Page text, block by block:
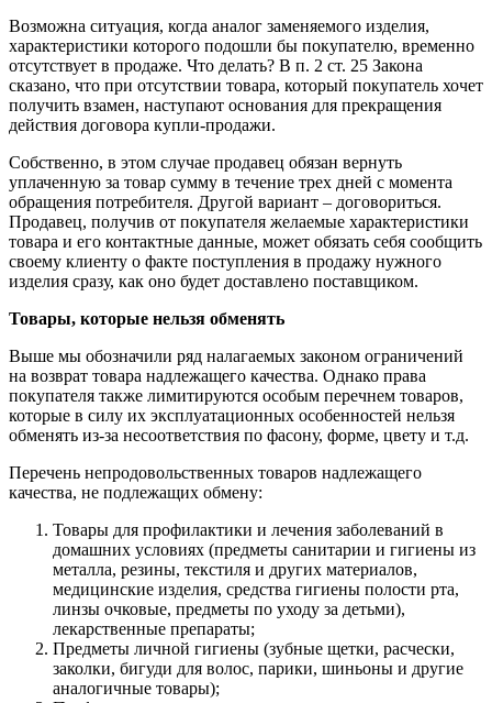
Возможна ситуация, когда аналог заменяемого изделия,
характеристики которого подошли бы покупателю, временно
отсутствует в продаже. Что делать? В п. 2 ст. 25 Закона
сказано, что при отсутствии товара, который покупатель хочет
получить взамен, наступают основания для прекращения
действия договора купли-продажи.
Собственно, в этом случае продавец обязан вернуть
уплаченную за товар сумму в течение трех дней с момента
обращения потребителя. Другой вариант – договориться.
Продавец, получив от покупателя желаемые характеристики
товара и его контактные данные, может обязать себя сообщить
своему клиенту о факте поступления в продажу нужного
изделия сразу, как оно будет доставлено поставщиком.
Товары, которые нельзя обменять
Выше мы обозначили ряд налагаемых законом ограничений
на возврат товара надлежащего качества. Однако права
покупателя также лимитируются особым перечнем товаров,
которые в силу их эксплуатационных особенностей нельзя
обменять из-за несоответствия по фасону, форме, цвету и т.д.
Перечень непродовольственных товаров надлежащего
качества, не подлежащих обмену:
Товары для профилактики и лечения заболеваний в
домашних условиях (предметы санитарии и гигиены из
металла, резины, текстиля и других материалов,
медицинские изделия, средства гигиены полости рта,
линзы очковые, предметы по уходу за детьми),
лекарственные препараты;
Предметы личной гигиены (зубные щетки, расчески,
заколки, бигуди для волос, парики, шиньоны и другие
аналогичные товары);